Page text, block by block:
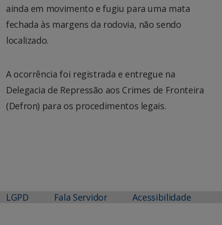
ainda em movimento e fugiu para uma mata
fechada às margens da rodovia, não sendo
localizado.
A ocorrência foi registrada e entregue na
Delegacia de Repressão aos Crimes de Fronteira
(Defron) para os procedimentos legais.
LGPD Fala Servidor Acessibilidade